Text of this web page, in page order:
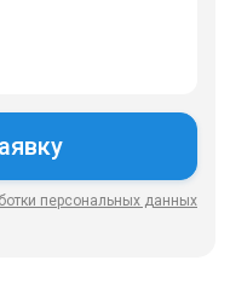
персональных данных